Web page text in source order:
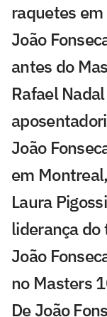
raquetes em
João
antes do
Rafael
João
em
Laura
liderança
João
no Masters
De João